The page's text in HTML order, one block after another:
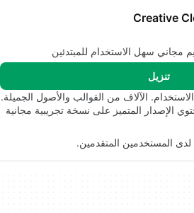
Creative
مجاني سهل الاستخدام للمبتدئين
تنزيل
الآلاف من القوالب والأصول الجميلة.
الإصدار المتميز على نسخة تجريبية مجانية
المستخدمين المتقدمين.